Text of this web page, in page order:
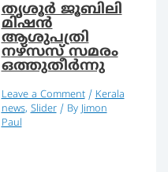
തൃശൂർ ജൂബിലി
മിഷൻ
ആശുപത്രി
നഴ്സസ് സമരം
ഒത്തുതീർന്നു
Leave a Comment /Kerala
news,Slider/ ByJimon
Paul